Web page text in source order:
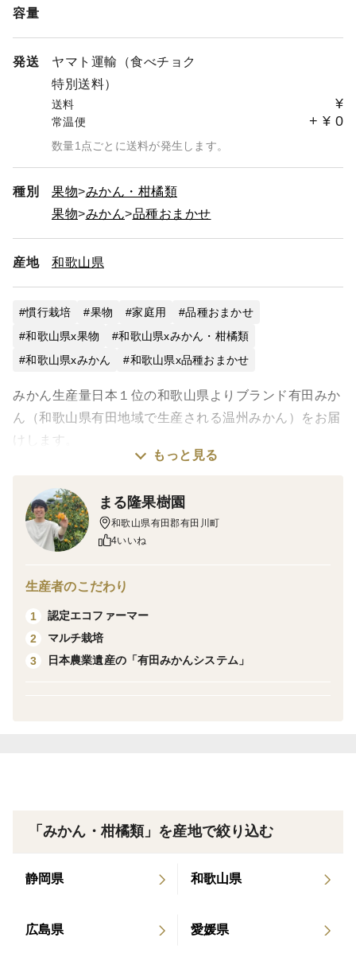
容量
発送
ヤマト運輸（食べチョク
特別送料）
送料 ¥
常温便 + ¥ 0
数量1点ごとに送料が発生します。
種別 果物
みかん・柑橘類
果物
みかん 品種おまかせ
産地 和歌山県
慣行栽培 果物 家庭用
品種おまかせ
和歌山県x果物
和歌山県xみかん・柑橘類
和歌山県xみかん
和歌山県x品種おまかせ
みかん生産量日本１位の和歌山県よりブランド有田みか
ん（和歌山県有田地域で生産される温州みかん）をお届
けします。
冬のハウスみかんは、ビニールハウスを使って、越冬
（年越し）させたみかんを扱っております。雨水が入っ
います。
これにより、理想とする甘みが濃い完熟みかんが仕上が
ります。
当園が手間かけて作り上げた濃厚まろやかな越冬完熟み
りますが、生ものですので少しの傷からでも腐ってしま
予めご了承頂きますよう宜しくお願い致します。
もっと見る
まる隆果樹園
和歌山県有田郡有田川町
4いいね
生産者のこだわり
1
認定エコファーマー
2
マルチ栽培
3
日本農業遺産の「有田みかんシステム」
「みかん・柑橘類」を産地で絞り込む
静岡県 和歌山県
広島県 愛媛県